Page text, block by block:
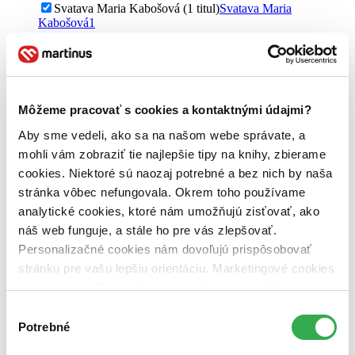
Môžeme pracovať s cookies a kontaktnými údajmi?
Aby sme vedeli, ako sa na našom webe správate, a
mohli vám zobraziť tie najlepšie tipy na knihy, zbierame
cookies. Niektoré sú naozaj potrebné a bez nich by naša
stránka vôbec nefungovala. Okrem toho používame
analytické cookies, ktoré nám umožňujú zisťovať, ako
náš web funguje, a stále ho pre vás zlepšovať.
Personalizačné cookies nám dovoľujú prispôsobovať
stránku pre vašu lepšiu orientáciu. Marketingové cookies
nám zas umožňujú zobrazenie relevantnej reklamy.
nám pomohlo, keby sme mohli používať všetky tieto
súhlasu
Potrebné
Svatava Maria Kabošová (1 titul)Svatava Maria
Kabošová1
Vydavateľstvo
Zoradiť
Bestsellery
Top hodnotené
Novinky
Najdrahšie
Najlacnejšie
Najvyššia zľava
Zrušiť filtre